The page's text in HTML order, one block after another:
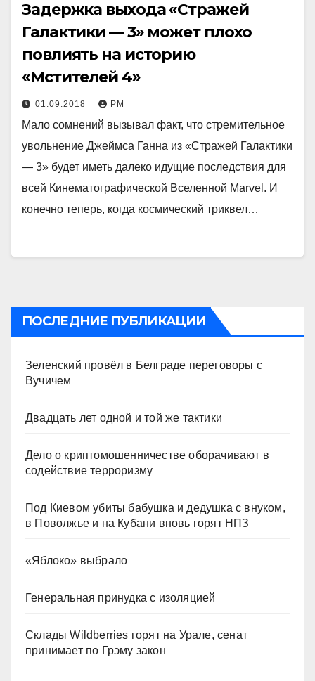
Задержка выхода «Стражей
Галактики — 3» может плохо
повлиять на историю
«Мстителей 4»
01.09.2018 РМ
Мало сомнений вызывал факт, что стремительное
увольнение Джеймса Ганна из «Стражей Галактики
— 3» будет иметь далеко идущие последствия для
всей Кинематографической Вселенной Marvel. И
конечно теперь, когда космический триквел…
ПОСЛЕДНИЕ ПУБЛИКАЦИИ
Зеленский провёл в Белграде переговоры с
Вучичем
Двадцать лет одной и той же тактики
Дело о криптомошенничестве оборачивают в
содействие терроризму
Под Киевом убиты бабушка и дедушка с внуком,
в Поволжье и на Кубани вновь горят НПЗ
«Яблоко» выбрало
Генеральная принудка с изоляцией
Склады Wildberries горят на Урале, сенат
принимает по Грэму закон